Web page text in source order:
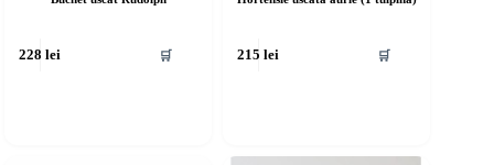
228lei 🛒 215lei 🛒